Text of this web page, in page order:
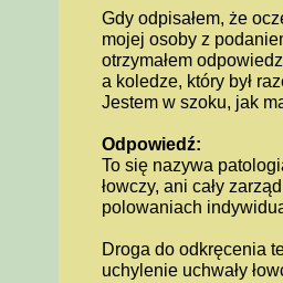
Gdy odpisałem, że
mojej osoby z
otrzymałem
a koledze, który był
Jestem w szoku, jak
Odpowiedź:
To się nazywa
łowczy, ani cały
polowaniach
Droga do odkręcenia
uchylenie uchwały